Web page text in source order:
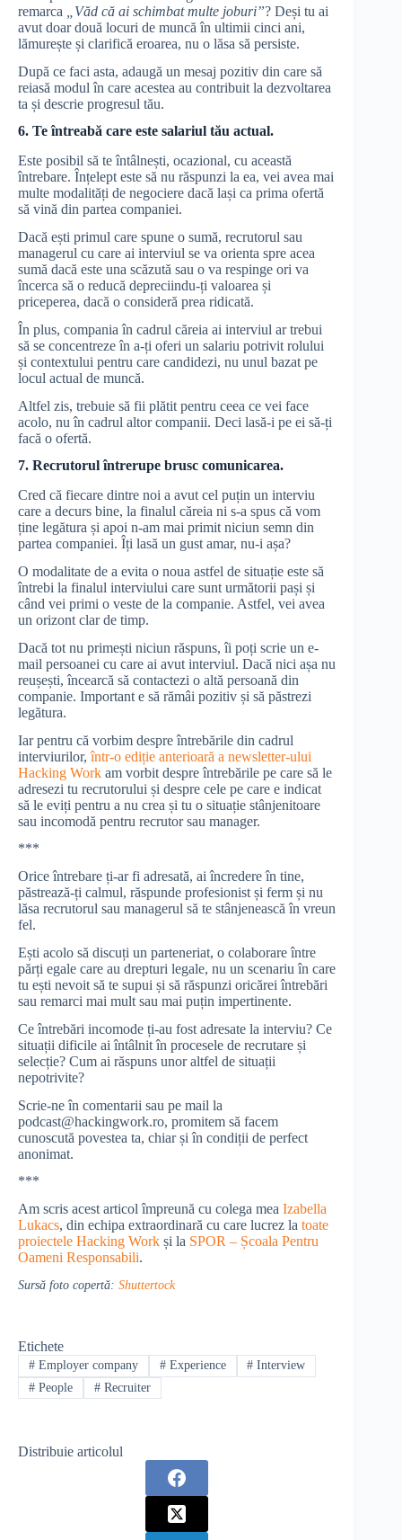
remarca
„Văd că ai schimbat multe joburi”? Deși tu ai
avut doar două locuri de muncă în ultimii cinci ani,
lămurește și clarifică eroarea, nu o lăsa să persiste.
După ce faci asta, adaugă un mesaj pozitiv din care să
reiasă modul în care acestea au contribuit la dezvoltarea
ta și descrie progresul tău.
6. Te întreabă care este salariul tău actual.
Este posibil să te întâlnești, ocazional, cu această
întrebare. Înțelept este să nu răspunzi la ea, vei avea mai
multe modalități de negociere dacă lași ca prima ofertă
să vină din partea companiei.
Dacă ești primul care spune o sumă, recrutorul sau
managerul cu care ai interviul se va orienta spre acea
sumă dacă este una scăzută sau o va respinge ori va
încerca să o reducă depreciindu-ți valoarea și
priceperea, dacă o consideră prea ridicată.
În plus, compania în cadrul căreia ai interviul ar trebui
să se concentreze în a-ți oferi un salariu potrivit rolului
și contextului pentru care candidezi, nu unul bazat pe
locul actual de muncă.
Altfel zis, trebuie să fii plătit pentru ceea ce vei face
acolo, nu în cadrul altor companii. Deci lasă-i pe ei să-ți
facă o ofertă.
7. Recrutorul întrerupe brusc comunicarea.
Cred că fiecare dintre noi a avut cel puțin un interviu
care a decurs bine, la finalul căreia ni s-a spus că vom
ține legătura și apoi n-am mai primit niciun semn din
partea companiei. Îți lasă un gust amar, nu-i așa?
O modalitate de a evita o noua astfel de situație este să
întrebi la finalul interviului care sunt următorii pași și
când vei primi o veste de la companie. Astfel, vei avea
un orizont clar de timp.
Dacă tot nu primești niciun răspuns, îi poți scrie un e-
mail persoanei cu care ai avut interviul. Dacă nici așa nu
reușești, încearcă să contactezi o altă persoană din
companie. Important e să rămâi pozitiv și să păstrezi
legătura.
Iar pentru că vorbim despre întrebările din cadrul
interviurilor,într-o ediție anterioară a newsletter-ului
Hacking Work am vorbit despre întrebările pe care să le
adresezi tu recrutorului și despre cele pe care e indicat
să le eviți pentru a nu crea și tu o situație stânjenitoare
sau incomodă pentru recrutor sau manager.
***
Orice întrebare ți-ar fi adresată, ai încredere în tine,
păstrează-ți calmul, răspunde profesionist și ferm și nu
lăsa recrutorul sau managerul să te stânjenească în vreun
fel.
Ești acolo să discuți un parteneriat, o colaborare între
părți egale care au drepturi legale, nu un scenariu în care
tu ești nevoit să te supui și să răspunzi oricărei întrebări
sau remarci mai mult sau mai puțin impertinente.
Ce întrebări incomode ți-au fost adresate la interviu? Ce
situații dificile ai întâlnit în procesele de recrutare și
selecție? Cum ai răspuns unor altfel de situații
nepotrivite?
Scrie-ne în comentarii sau pe mail la
podcast@hackingwork.ro, promitem să facem
cunoscută povestea ta, chiar și în condiții de perfect
anonimat.
***
Am scris acest articol împreună cu colega mea Izabella
Lukacs, din echipa extraordinară cu care lucrez la toate
proiectele Hacking Work și la SPOR – Școala Pentru
Oameni Responsabili.
Sursă foto copertă: Shuttertock
Etichete
#Employer company #Experience # Interview
#People #Recruiter
Distribuie articolul